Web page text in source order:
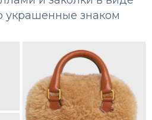
украшенные знаком